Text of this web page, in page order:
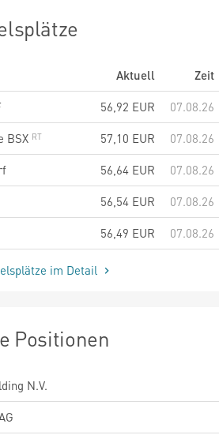
Aktuell
Zeit
56,92 EUR
07.08.26
BSX
57,10 EUR
07.08.26
56,64 EUR
07.08.26
56,54 EUR
07.08.26
56,49 EUR 07.08.26
im Detail
Positionen
N.V.